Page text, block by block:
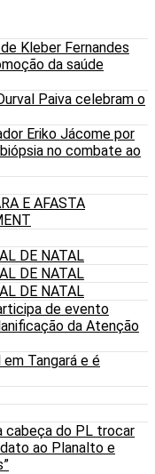
Kleber Fernandes
da saúde
Paiva celebram o
Eriko Jácome por
no combate ao
E AFASTA
DE NATAL
DE NATAL
DE NATAL
de evento
da Atenção
Tangará e é
cabeça do PL trocar
ao Planalto e